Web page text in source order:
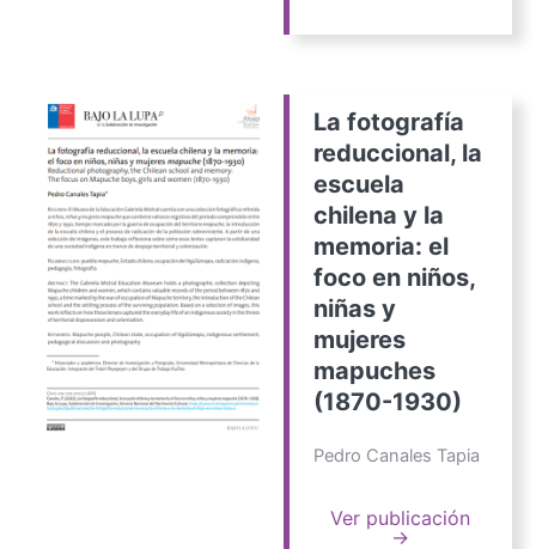
La fotografía
reduccional, la
escuela
chilena y la
memoria: el
foco en niños,
niñas y
mujeres
mapuches
(1870-1930)
Pedro Canales Tapia
Ver publicación
→